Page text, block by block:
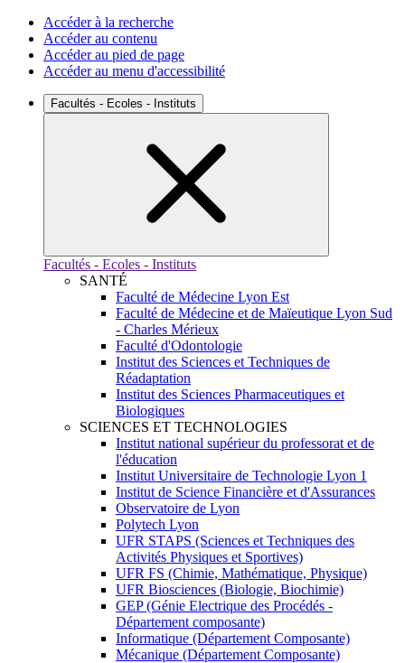
Accéder à la recherche
Accéder au contenu
Accéder au pied de page
Accéder au menu d'accessibilité
Facultés - Ecoles - Instituts
Facultés - Ecoles - Instituts
SANTÉ
Faculté de Médecine Lyon Est
Faculté de Médecine et de Maïeutique Lyon Sud
- Charles Mérieux
Faculté d'Odontologie
Institut des Sciences et Techniques de
Réadaptation
Institut des Sciences Pharmaceutiques et
Biologiques
SCIENCES ET TECHNOLOGIES
Institut national supérieur du professorat et de
l'éducation
Institut Universitaire de Technologie Lyon 1
Institut de Science Financière et d'Assurances
Observatoire de Lyon
Polytech Lyon
UFR STAPS (Sciences et Techniques des
Activités Physiques et Sportives)
UFR FS (Chimie, Mathématique, Physique)
UFR Biosciences (Biologie, Biochimie)
GEP (Génie Electrique des Procédés -
Département composante)
Informatique (Département Composante)
Mécanique (Département Composante)